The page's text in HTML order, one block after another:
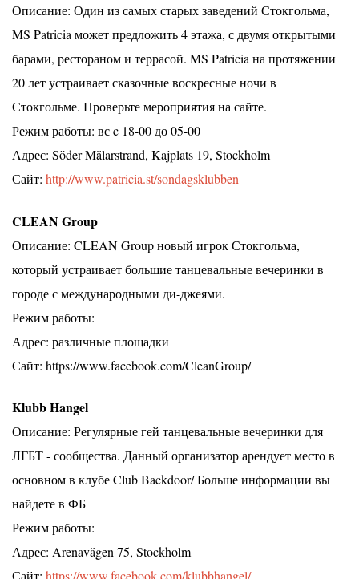
Описание: Один из самых старых заведений Стокгольма,
MS Patricia может предложить 4 этажа, с двумя открытыми
барами, рестораном и террасой. MS Patricia на протяжении
20 лет устраивает сказочные воскресные ночи в
Стокгольме. Проверьте мероприятия на сайте.
Режим работы: вс c 18-00 до 05-00
Адрес: Söder Mälarstrand, Kajplats 19, Stockholm
Сайт: http://www.patricia.st/sondagsklubben
CLEAN Group
Описание: CLEAN Group новый игрок Стокгольма,
который устраивает большие танцевальные вечеринки в
городе с международными ди-джеями.
Режим работы:
Адрес: различные площадки
Сайт: https://www.facebook.com/CleanGroup/
Klubb Hangel
Описание: Регулярные гей танцевальные вечеринки для
ЛГБТ - сообщества. Данный организатор арендует место в
основном в клубе Club Backdoor/ Больше информации вы
найдете в ФБ
Режим работы:
Адрес: Arenavägen 75, Stockholm